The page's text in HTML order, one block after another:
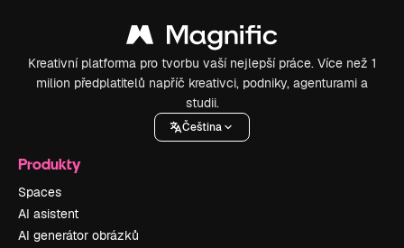
Kreativní platforma pro tvorbu vaší nejlepší práce. Více než 1
milion předplatitelů napříč kreativci, podniky, agenturami a
studii.
Čeština
Produkty
Spaces
AI asistent
AI generátor obrázků